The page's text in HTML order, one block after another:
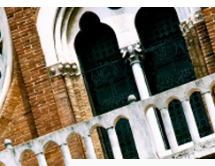
Salta al
contenuto
principale